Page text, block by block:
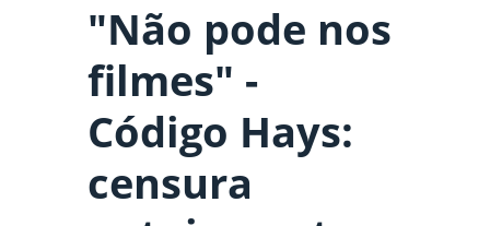
"Não pode nos
filmes" -
Código Hays:
censura